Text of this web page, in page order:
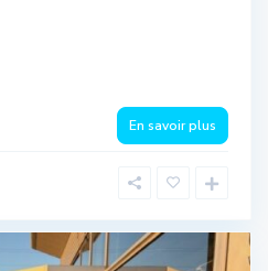
En savoir plus